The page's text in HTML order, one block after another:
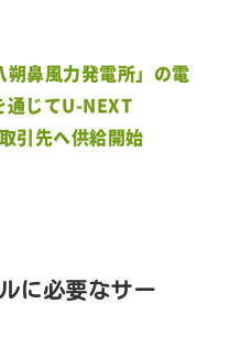
朔鼻風力発電所」の電
通じてU-NEXT
引先へ供給開始
に必要なサー